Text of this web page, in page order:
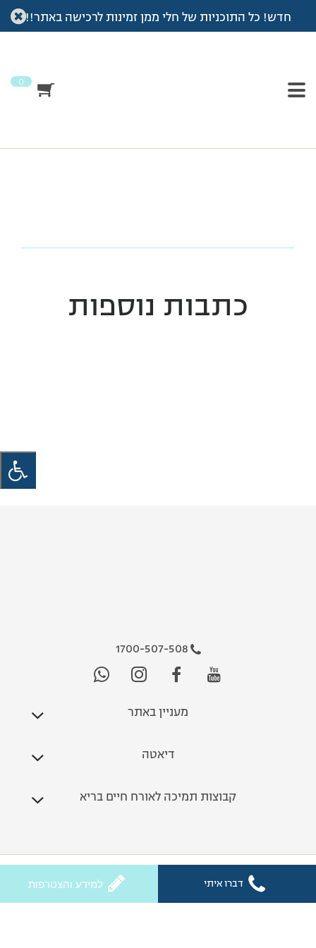
חדש! כל התוכניות של חלי ממן זמינות לרכישה באתר!!
0
עמוד הבית >מרק דלעת>מרק דלעת
כתבות נוספות
1700-507-508
מעניין באתר
דיאטה
קבוצות תמיכה לאורח חיים בריא
דברו איתי
למידע והצטרפות